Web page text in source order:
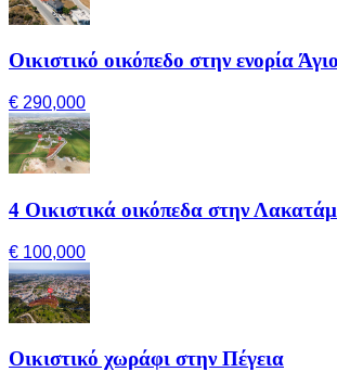
Οικιστικό οικόπεδο στην ενορία
€ 290,000
4 Οικιστικά οικόπεδα στην
€ 100,000
Οικιστικό χωράφι στην Πέγεια